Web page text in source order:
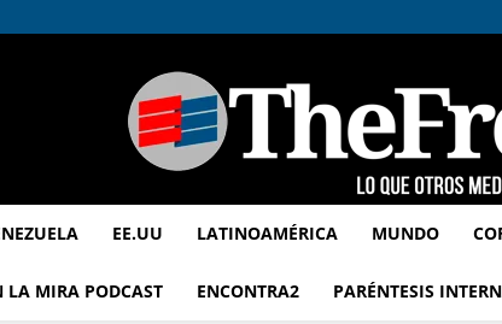
EE.UU LATINOAMÉRICA MUNDO
LA MIRA PODCAST ENCONTRA2 PARÉNTESIS